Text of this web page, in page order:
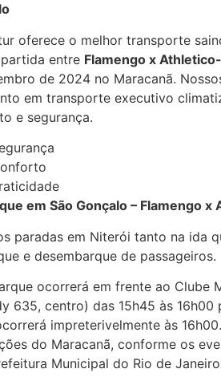
oferece o melhor transporte
entre Flamengo x
de 2024 no Maracanã.
em transporte executivo
e segurança.
em São Gonçalo – Flamengo x
paradas em Niterói tanto na ida
e desembarque de passageiros.
ocorrerá em frente ao Clube
635, centro) das 15h45 às
impreterivelmente às
do Maracanã, conforme os
Municipal do Rio de